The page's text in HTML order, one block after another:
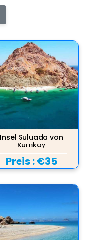
Insel Suluada von
Kumkoy
Preis :€35